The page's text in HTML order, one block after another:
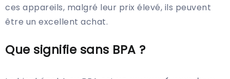
ces appareils, malgré leur prix élevé, ils peuvent
être un excellent achat.
Que signifie sans BPA ?